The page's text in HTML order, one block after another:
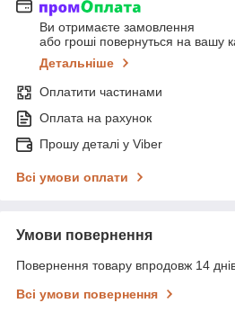
Ви отримаєте замовлення
або гроші повернуться на вашу
Детальніше
Оплатити частинами
Оплата на рахунок
Прошу деталі у Viber
Всі умови оплати
Умови повернення
Повернення товару впродовж 14
Всі умови повернення